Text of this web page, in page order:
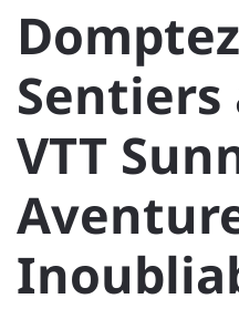
Sentiers
VTT